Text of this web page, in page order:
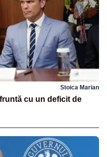
Stoica Marian
cu un deficit de